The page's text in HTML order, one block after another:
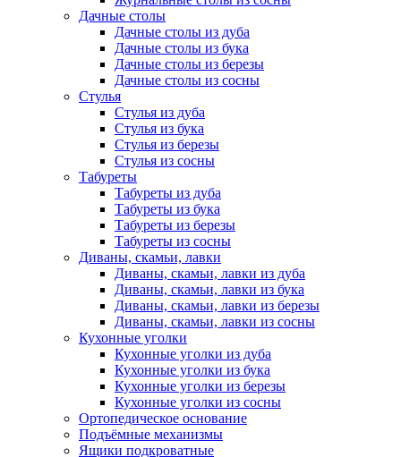
Дачные столы
Дачные столы из дуба
Дачные столы из бука
Дачные столы из березы
Дачные столы из сосны
Стулья
Стулья из дуба
Стулья из бука
Стулья из березы
Стулья из сосны
Табуреты
Табуреты из дуба
Табуреты из бука
Табуреты из березы
Табуреты из сосны
Диваны, скамьи, лавки
Диваны, скамьи, лавки из дуба
Диваны, скамьи, лавки из бука
Диваны, скамьи, лавки из березы
Диваны, скамьи, лавки из сосны
Кухонные уголки
Кухонные уголки из дуба
Кухонные уголки из бука
Кухонные уголки из березы
Кухонные уголки из сосны
Ортопедическое основание
Подъёмные механизмы
Ящики подкроватные